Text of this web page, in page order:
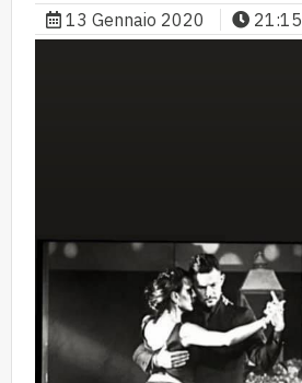
13 Gennaio 2020 21:15